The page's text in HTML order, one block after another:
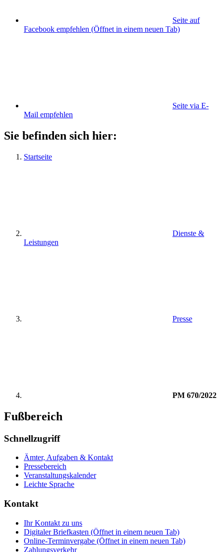
Seite auf
Facebook empfehlen (Öffnet in einem neuen Tab)
Seite via E-
Mail empfehlen
Sie befinden sich hier:
Startseite
Dienste &
Leistungen
Presse
PM 670/2022
Fußbereich
Schnellzugriff
Ämter, Aufgaben & Kontakt
Pressebereich
Veranstaltungskalender
Leichte Sprache
Kontakt
Ihr Kontakt zu uns
Digitaler Briefkasten (Öffnet in einem neuen Tab)
Online-Terminvergabe (Öffnet in einem neuen Tab)
Zahlungsverkehr